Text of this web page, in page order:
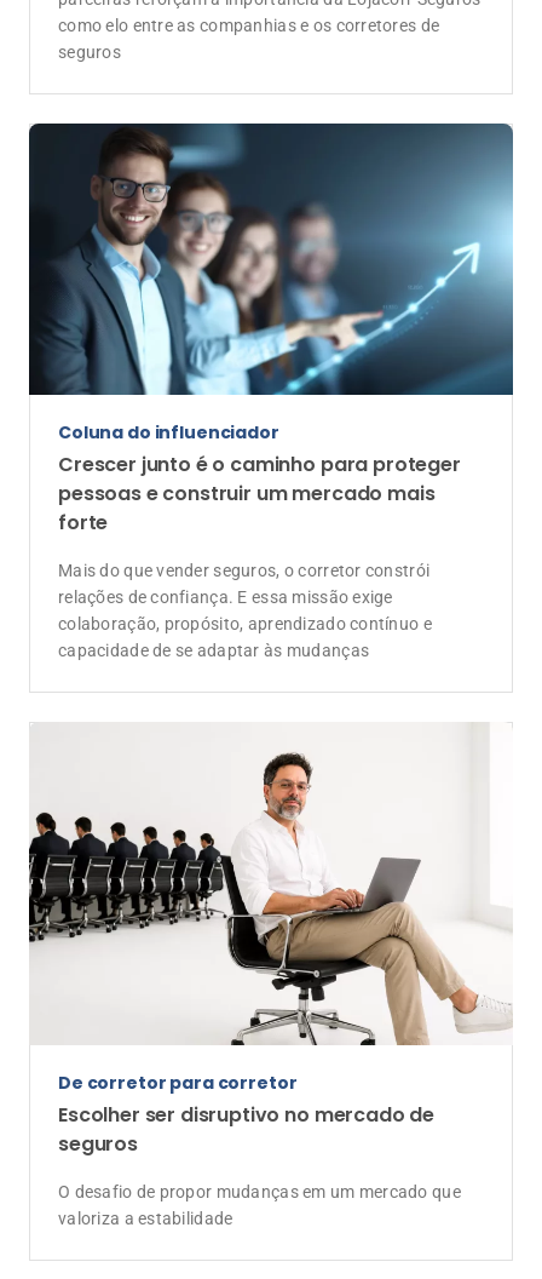
Coluna do influenciador
Crescer junto é o caminho para proteger
forte
Mais do que vender seguros, o corretor constrói
relações de confiança. E essa missão exige
colaboração, propósito, aprendizado contínuo e
capacidade de se adaptar às mudanças
De corretor para corretor
Escolher ser disruptivo no mercado de
seguros
O desafio de propor mudanças em um mercado que